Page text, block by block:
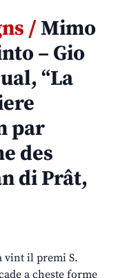
/Mimo
– Gio
“La
par
des
di Prât,
vint il premi S.
a cheste forme